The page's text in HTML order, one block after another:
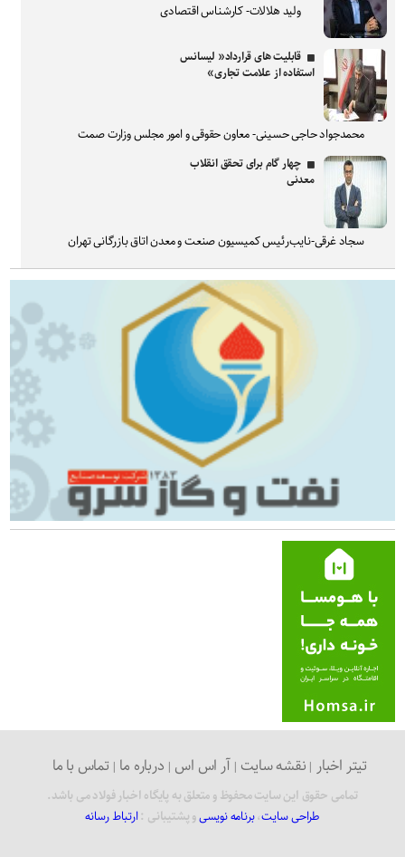
ولید هلالات- کارشناس اقتصادی
قابلیت های قرارداد« لیسانس
استفاده از علامت تجاری»
محمدجواد حاجی حسینی- معاون حقوقی و امور مجلس وزارت صمت
چهار گام برای تحقق انقلاب
معدنی
سجاد غرقی-نایب‌رئیس کمیسیون صنعت و معدن اتاق بازرگانی تهران
تیتر اخبار نقشه سایت آر اس اس درباره ما تماس با ما
تمامی حقوق این سایت محفوظ و متعلق به پایگاه اخبار فولاد می باشد.
طراحی سایت،برنامه نویسیو پشتیبانی :ارتباط رسانه